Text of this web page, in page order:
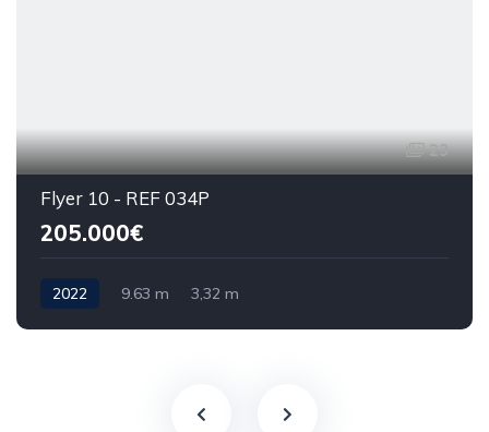
23
Flyer 10 - REF 034P
205.000€
2022 9.63 m 3,32 m